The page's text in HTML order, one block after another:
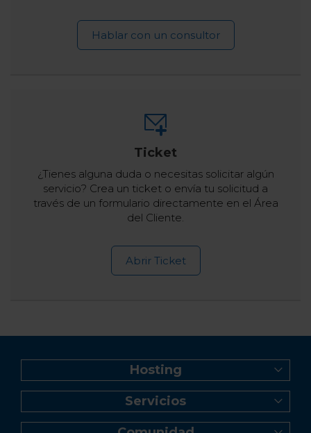
Hablar con un consultor
Ticket
¿Tienes alguna duda o necesitas solicitar algún
servicio? Crea un ticket o envía tu solicitud a
través de un formulario directamente en el Área
del Cliente.
Abrir Ticket
Hosting
Web Hosting
Creador de Sitios
Reseller Hosting
Servicios
Registro de dominio